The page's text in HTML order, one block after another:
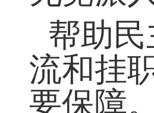
第十
设、组
无党派